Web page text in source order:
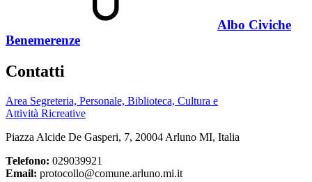
Albo Civiche
Benemerenze
Contatti
Area Segreteria, Personale, Biblioteca, Cultura e
Attività Ricreative
Piazza Alcide De Gasperi, 7, 20004 Arluno MI, Italia
Telefono: 029039921
Email: protocollo@comune.arluno.mi.it